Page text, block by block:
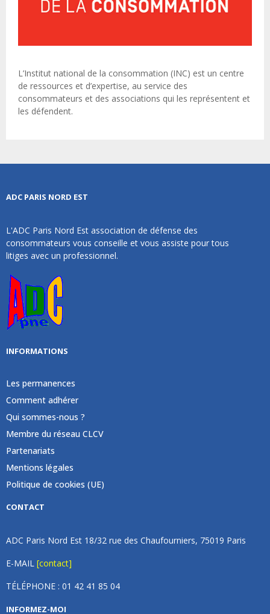
L’Institut national de la consommation (INC) est un centre
de ressources et d’expertise, au service des
consommateurs et des associations qui les représentent et
les défendent.
ADC PARIS NORD EST
L'ADC Paris Nord Est association de défense des
consommateurs vous conseille et vous assiste pour tous
litiges avec un professionnel.
INFORMATIONS
Les permanences
Comment adhérer
Qui sommes-nous ?
Membre du réseau CLCV
Partenariats
Mentions légales
Politique de cookies (UE)
CONTACT
ADC Paris Nord Est 18/32 rue des Chaufourniers, 75019 Paris
E-MAIL [contact]
TÉLÉPHONE : 01 42 41 85 04
INFORMEZ-MOI